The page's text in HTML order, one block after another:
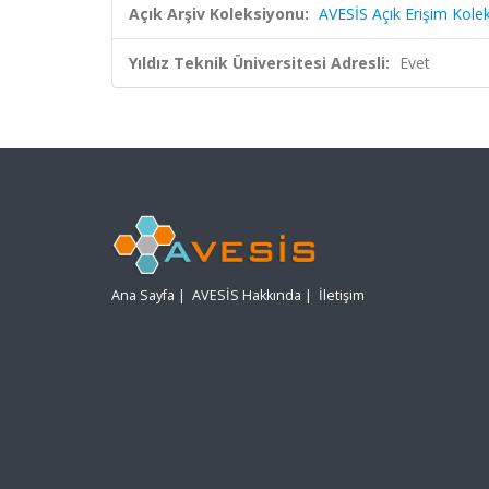
Açık Arşiv Koleksiyonu: AVESİS Açık Erişim
Yıldız Teknik Üniversitesi Adresli: Evet
Ana Sayfa | AVESİS Hakkında | İletişim